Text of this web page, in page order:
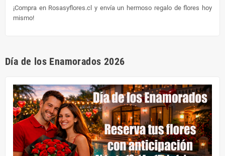
¡Compra en Rosasyflores.cl y envía un hermoso regalo de flores hoy
mismo!
Día de los Enamorados 2026